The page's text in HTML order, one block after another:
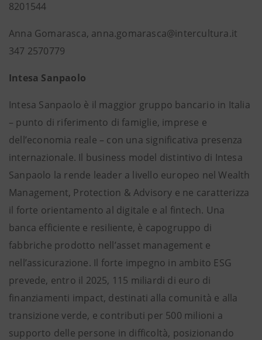
8201544
Anna Gomarasca, anna.gomarasca@intercultura.it
347 2570779
Intesa Sanpaolo
Intesa Sanpaolo è il maggior gruppo bancario in Italia
– punto di riferimento di famiglie, imprese e
dell’economia reale – con una significativa presenza
internazionale. Il business model distintivo di Intesa
Sanpaolo la rende leader a livello europeo nel Wealth
Management, Protection & Advisory e ne caratterizza
il forte orientamento al digitale e al fintech. Una
banca efficiente e resiliente, è capogruppo di
fabbriche prodotto nell’asset management e
nell’assicurazione. Il forte impegno in ambito ESG
prevede, entro il 2025, 115 miliardi di euro di
finanziamenti impact, destinati alla comunità e alla
transizione verde, e contributi per 500 milioni a
supporto delle persone in difficoltà, posizionando